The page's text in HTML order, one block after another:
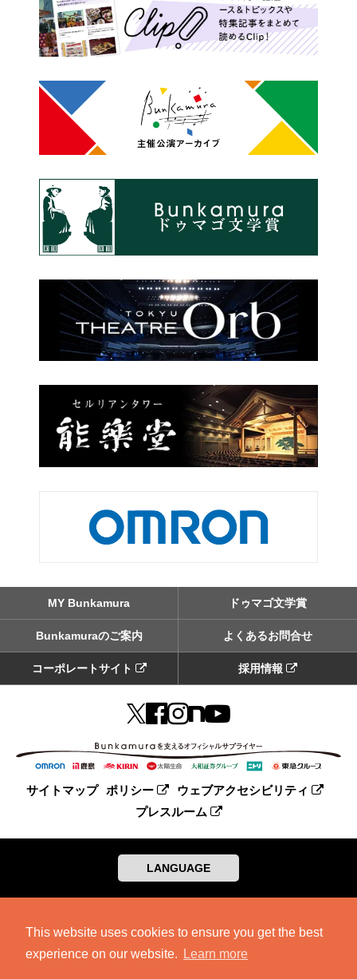
This website uses cookies to ensure you get the best
experience on our website.
Learn more
MY Bunkamura ドゥマゴ文学賞
Bunkamuraのご案内 よくあるお問合せ
コーポレートサイト 採用情報
サイトマップ ポリシー
ウェブアクセシビリティ
プレスルーム
LANGUAGE